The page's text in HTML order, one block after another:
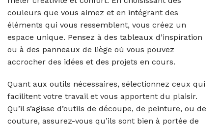
couleurs que vous aimez et en intégrant des
éléments qui vous ressemblent, vous créez un
espace unique. Pensez à des tableaux d’inspiration
ou à des panneaux de liège où vous pouvez
accrocher des idées et des projets en cours.
Quant aux outils nécessaires, sélectionnez ceux qui
facilitent votre travail et vous apportent du plaisir.
Qu’il s’agisse d’outils de découpe, de peinture, ou de
couture, assurez-vous qu’ils sont bien à portée de